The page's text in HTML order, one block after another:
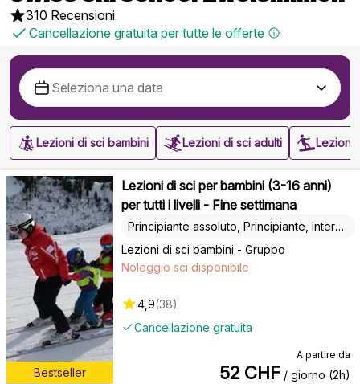
310 Recensioni
Cancellazione gratuita per tutte le offerte
Lezioni di sci bambini Lezioni di sci adulti Lezioni
Bestseller
Lezioni di sci per bambini (3-16 anni)
per tutti i livelli - Fine settimana
Lezioni di sci bambini - Gruppo
Principiante assoluto, Principiante, Intermedio
Cancellazione gratuita
Noleggio sci disponibile
4,9(38)
A partire da
52 CHF / giorno (2h)